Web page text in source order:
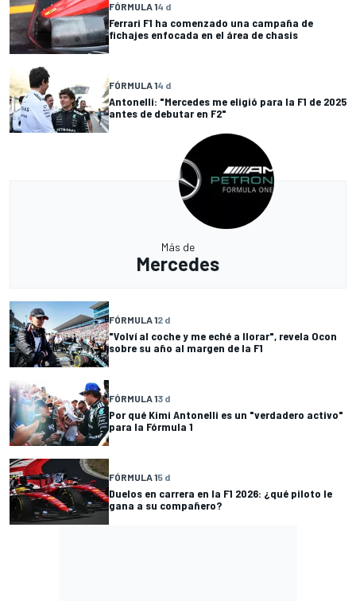
FÓRMULA 14 d
Ferrari F1 ha comenzado una campaña de
fichajes enfocada en el área de chasis
FÓRMULA 14 d
Antonelli: "Mercedes me eligió para la F1 de 2025
antes de debutar en F2"
Más de
Mercedes
FÓRMULA 12 d
"Volví al coche y me eché a llorar", revela Ocon
sobre su año al margen de la F1
FÓRMULA 13 d
Por qué Kimi Antonelli es un "verdadero activo"
para la Fórmula 1
FÓRMULA 15 d
Duelos en carrera en la F1 2026: ¿qué piloto le
gana a su compañero?